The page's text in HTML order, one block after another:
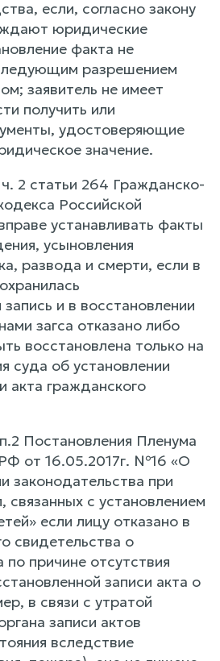
если, согласно закону
юридические
факта не
разрешением
заявитель не имеет
получить или
удостоверяющие
значение.
2 статьи 264 Гражданско-
Российской
устанавливать факты
усыновления
развода и смерти, если в
и в восстановлении
загса отказано либо
восстановлена только на
суда об установлении
акта гражданского
Постановления Пленума
от 16.05.2017г. №16 «О
законодательства при
связанных с установлением
если лицу отказано в
свидетельства о
причине отсутствия
записи акта о
в связи с утратой
записи актов
вследствие